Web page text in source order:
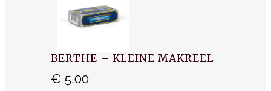
BERTHE – KLEINE MAKREEL
€ 5,00